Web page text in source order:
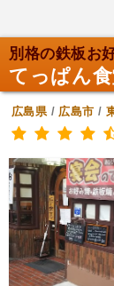
別格の鉄板お
てっぱん
広島県/ 広島市 /